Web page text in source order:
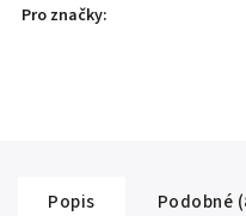
Pro značky:
Popis Podobné